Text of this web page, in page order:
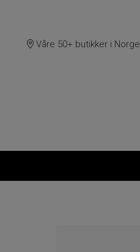
Våre 50+ butikker i Norge